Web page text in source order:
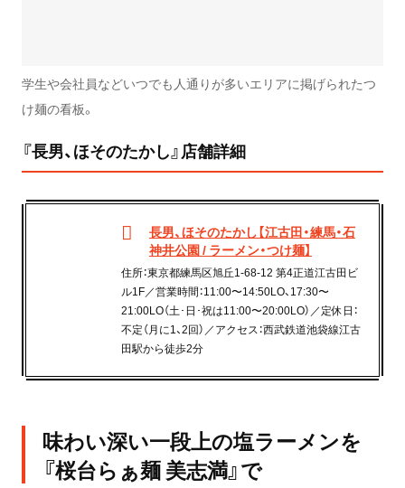
学生や会社員などいつでも人通りが多いエリアに掲げられたつ
け麺の看板。
『長男、ほそのたかし』店舗詳細
長男、ほそのたかし【江古田・練馬・石
神井公園 / ラーメン・つけ麺】
住所：東京都練馬区旭丘1-68-12 第4正道江古田ビ
ル1F／営業時間：11:00〜14:50LO、17:30〜
21:00LO（土･日･祝は11:00〜20:00LO）／定休日：
不定（月に1、2回）／アクセス：西武鉄道池袋線江古
田駅から徒歩2分
味わい深い一段上の塩ラーメンを
『桜台らぁ麺 美志満』で